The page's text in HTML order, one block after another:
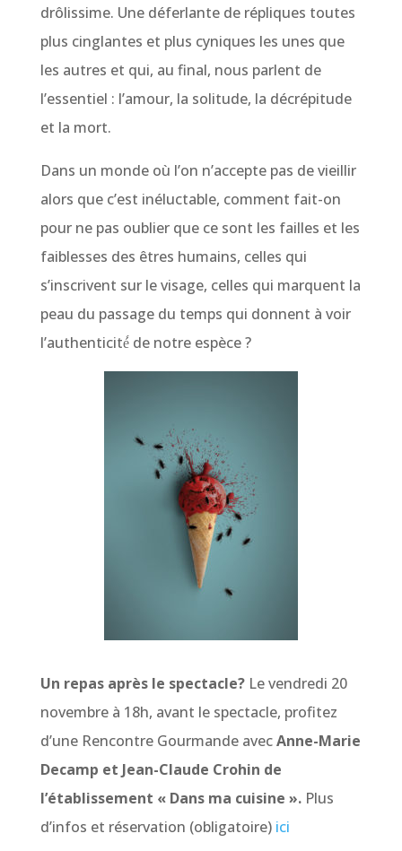
drôlissime. Une déferlante de répliques toutes
plus cinglantes et plus cyniques les unes que
les autres et qui, au final, nous parlent de
l’essentiel : l’amour, la solitude, la décrépitude
et la mort.
Dans un monde où l’on n’accepte pas de vieillir
alors que c’est inéluctable, comment fait-on
pour ne pas oublier que ce sont les failles et les
faiblesses des êtres humains, celles qui
s’inscrivent sur le visage, celles qui marquent la
peau du passage du temps qui donnent à voir
l’authenticité́ de notre espèce ?
Un repas après le spectacle?Le vendredi 20
novembre à 18h, avant le spectacle, profitez
d’une Rencontre Gourmande avecAnne-Marie
Decamp et Jean-Claude Crohin de
l’établissement « Dans ma cuisine ».Plus
d’infos et réservation (obligatoire)ici